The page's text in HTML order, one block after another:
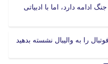
گلستانادامه دارد، اما با ادبیاتی
را به والیبال نشسته بدهید